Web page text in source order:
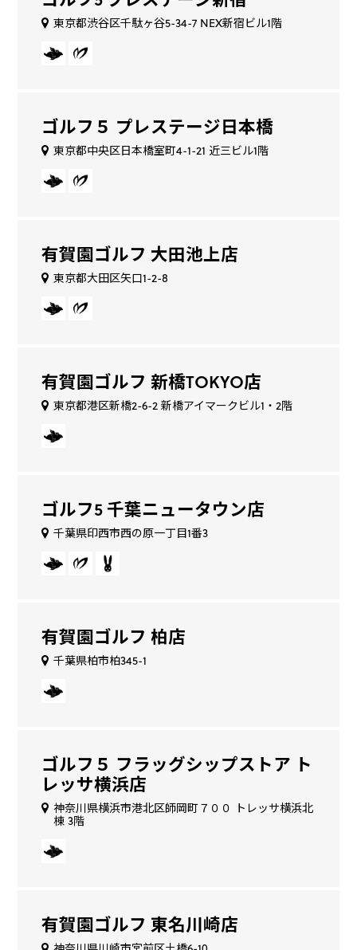
東京都渋谷区千駄ヶ谷5-34-7 NEX新宿ビル1階
ゴルフ５ プレステージ日本橋
東京都中央区日本橋室町4-1-21 近三ビル1階
有賀園ゴルフ 大田池上店
東京都大田区矢口1-2-8
有賀園ゴルフ 新橋TOKYO店
東京都港区新橋2-6-2 新橋アイマークビル1・2階
ゴルフ5 千葉ニュータウン店
千葉県印西市西の原一丁目1番3
有賀園ゴルフ 柏店
千葉県柏市柏345-1
ゴルフ５ フラッグシップストア ト
レッサ横浜店
神奈川県横浜市港北区師岡町７００ トレッサ横浜北
棟 3階
有賀園ゴルフ 東名川崎店